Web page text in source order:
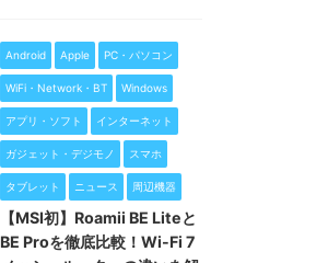
Android Apple PC・パソコン
WiFi・Network・BT Windows
アプリ・ソフト インターネット
ガジェット・デジモノ スマホ
タブレット ニュース 周辺機器
【MSI初】Roamii BE Liteと
BE Proを徹底比較！Wi-Fi 7